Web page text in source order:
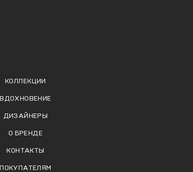
КОЛЛЕКЦИИ
ВДОХНОВЕНИЕ
ДИЗАЙНЕРЫ
О БРЕНДЕ
КОНТАКТЫ
ПОКУПАТЕЛЯМ